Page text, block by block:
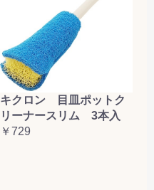
キクロン 目皿ポットク
リーナースリム 3本入
￥729